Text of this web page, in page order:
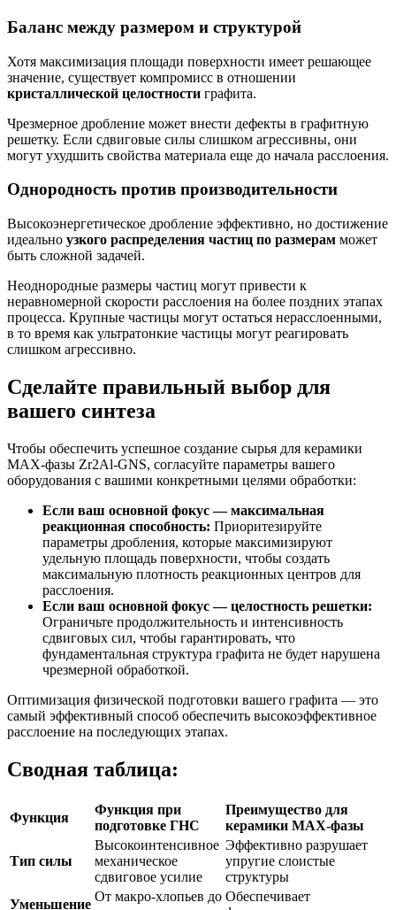
Баланс между размером и структурой
Хотя максимизация площади поверхности имеет решающее
значение, существует компромисс в отношении
кристаллической целостности графита.
Чрезмерное дробление может внести дефекты в графитную
решетку. Если сдвиговые силы слишком агрессивны, они
могут ухудшить свойства материала еще до начала расслоения.
Однородность против производительности
Высокоэнергетическое дробление эффективно, но достижение
идеально узкого распределения частиц по размерам может
быть сложной задачей.
Неоднородные размеры частиц могут привести к
неравномерной скорости расслоения на более поздних этапах
процесса. Крупные частицы могут остаться нерасслоенными,
в то время как ультратонкие частицы могут реагировать
слишком агрессивно.
Сделайте правильный выбор для
вашего синтеза
Чтобы обеспечить успешное создание сырья для керамики
MAX-фазы Zr2Al-GNS, согласуйте параметры вашего
оборудования с вашими конкретными целями обработки:
Если ваш основной фокус — максимальная
реакционная способность: Приоритезируйте
параметры дробления, которые максимизируют
удельную площадь поверхности, чтобы создать
максимальную плотность реакционных центров для
расслоения.
Если ваш основной фокус — целостность решетки:
Ограничьте продолжительность и интенсивность
сдвиговых сил, чтобы гарантировать, что
фундаментальная структура графита не будет нарушена
чрезмерной обработкой.
Оптимизация физической подготовки вашего графита — это
самый эффективный способ обеспечить высокоэффективное
расслоение на последующих этапах.
Сводная таблица:
Функция
Функция при
подготовке ГНС
Преимущество для
керамики MAX-фазы
Тип силы
Высокоинтенсивное
механическое
сдвиговое усилие
Эффективно разрушает
упругие слоистые
структуры
Уменьшение
От макро-хлопьев до Обеспечивает